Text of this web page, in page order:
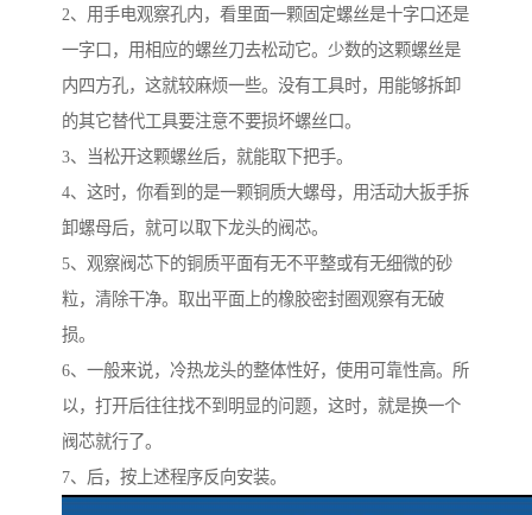
2、用手电观察孔内，看里面一颗固定螺丝是十字口还是
一字口，用相应的螺丝刀去松动它。少数的这颗螺丝是
内四方孔，这就较麻烦一些。没有工具时，用能够拆卸
的其它替代工具要注意不要损坏螺丝口。
3、当松开这颗螺丝后，就能取下把手。
4、这时，你看到的是一颗铜质大螺母，用活动大扳手拆
卸螺母后，就可以取下龙头的阀芯。
5、观察阀芯下的铜质平面有无不平整或有无细微的砂
粒，清除干净。取出平面上的橡胶密封圈观察有无破
损。
6、一般来说，冷热龙头的整体性好，使用可靠性高。所
以，打开后往往找不到明显的问题，这时，就是换一个
阀芯就行了。
7、后，按上述程序反向安装。